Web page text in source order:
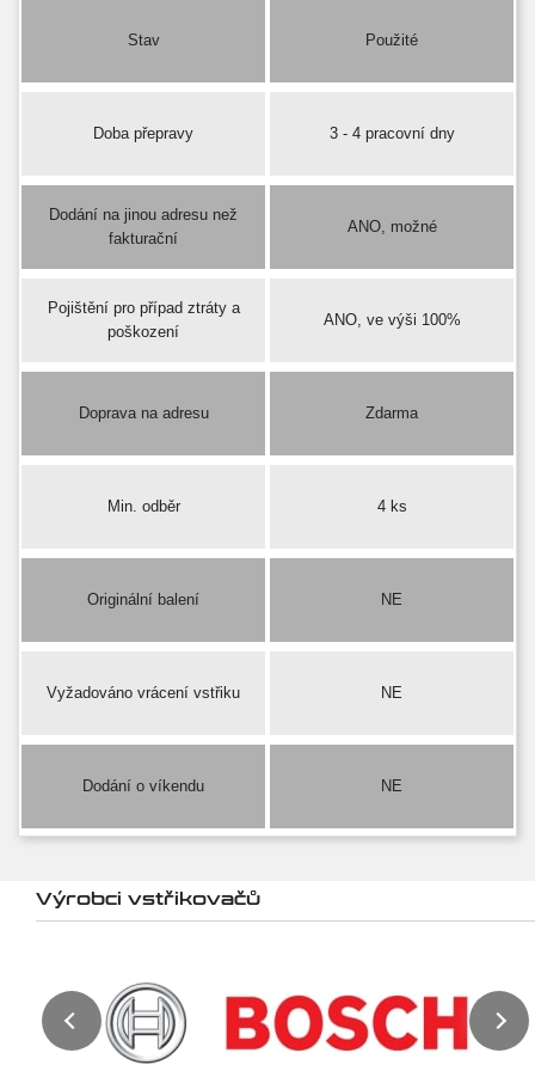
Stav Použité
Doba přepravy 3 - 4 pracovní dny
Dodání na jinou adresu než
fakturační
ANO, možné
Pojištění pro případ ztráty a
poškození
ANO, ve výši 100%
Doprava na adresu Zdarma
Min. odběr 4 ks
Originální balení NE
Vyžadováno vrácení vstřiku NE
Dodání o víkendu NE
Výrobci vstřikovačů